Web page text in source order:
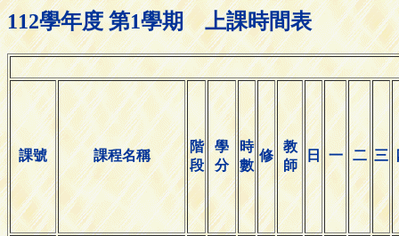
112學年度 第1學期 上課時間表
課號 課程名稱
階
段
學
分
時
數
修
教
師
日 一 二 三